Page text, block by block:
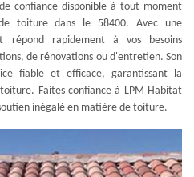
confiance disponible à tout moment
toiture dans le 58400. Avec une
répond rapidement à vos besoins
de rénovations ou d'entretien. Son
fiable et efficace, garantissant la
Faites confiance à LPM Habitat
inégalé en matière de toiture.